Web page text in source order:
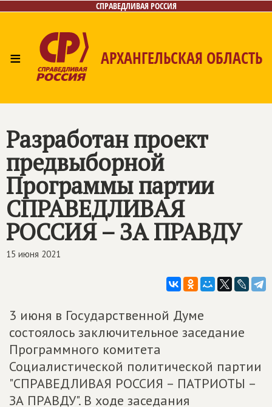
СПРАВЕДЛИВАЯ РОССИЯ
≡ АРХАНГЕЛЬСКАЯ ОБЛАСТЬ
Разработан проект
предвыборной
Программы партии
СПРАВЕДЛИВАЯ
РОССИЯ – ЗА ПРАВДУ
15 июня 2021
3 июня в Государственной Думе
состоялось заключительное заседание
Программного комитета
Социалистической политической партии
"СПРАВЕДЛИВАЯ РОССИЯ – ПАТРИОТЫ –
ЗА ПРАВДУ". В ходе заседания